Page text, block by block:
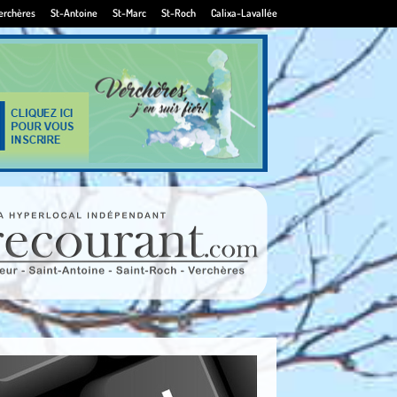
St-Antoine St-Marc St-Roch Calixa-Lavallée